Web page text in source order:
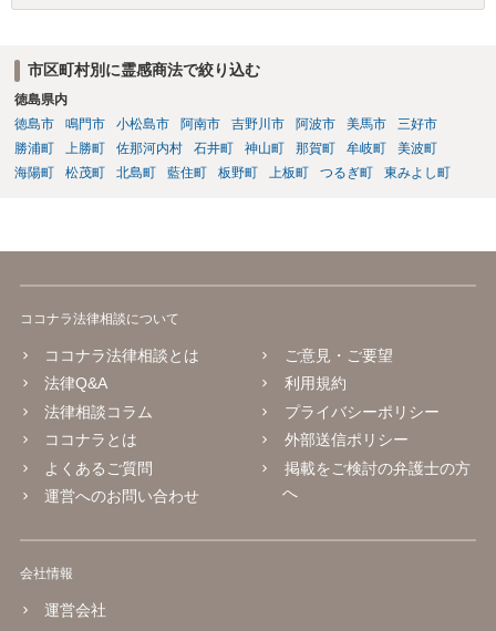
た場合には、返金交渉について、直接資料を持ち寄り弁護士にご相談
市区町村別に霊感商法で絞り込む
徳島県内
徳島市
鳴門市 小松島市 阿南市 吉野川市 阿波市 美馬市
三好市
勝浦町
上勝町 佐那河内村 石井町 神山町 那賀町 牟岐町
美波町
海陽町
松茂町 北島町 藍住町 板野町 上板町 つるぎ町 東みよし町
ココナラ法律相談について
ココナラ法律相談とは
法律Q&A
法律相談コラム
ココナラとは
よくあるご質問
運営へのお問い合わせ
ご意見・ご要望
利用規約
プライバシーポリシー
外部送信ポリシー
掲載をご検討の弁護士の方
へ
会社情報
運営会社